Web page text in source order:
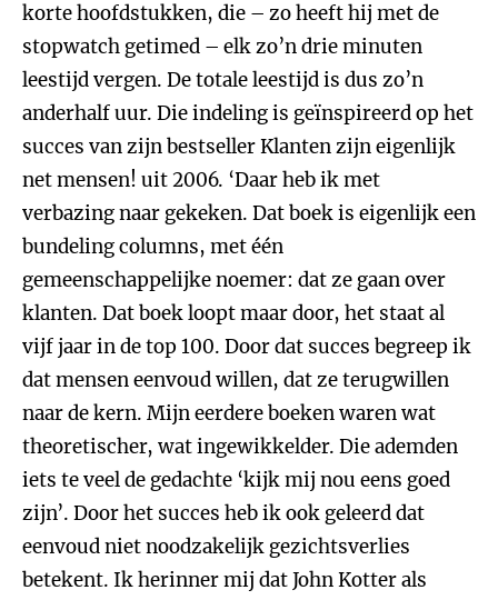
korte hoofdstukken, die – zo heeft hij met de
stopwatch getimed – elk zo’n drie minuten
leestijd vergen. De totale leestijd is dus zo’n
anderhalf uur. Die indeling is geïnspireerd op het
succes van zijn bestseller Klanten zijn eigenlijk
net mensen! uit 2006. ‘Daar heb ik met
verbazing naar gekeken. Dat boek is eigenlijk een
bundeling columns, met één
gemeenschappelijke noemer: dat ze gaan over
klanten. Dat boek loopt maar door, het staat al
vijf jaar in de top 100. Door dat succes begreep ik
dat mensen eenvoud willen, dat ze terugwillen
naar de kern. Mijn eerdere boeken waren wat
theoretischer, wat ingewikkelder. Die ademden
iets te veel de gedachte ‘kijk mij nou eens goed
zijn’. Door het succes heb ik ook geleerd dat
eenvoud niet noodzakelijk gezichtsverlies
betekent. Ik herinner mij dat John Kotter als